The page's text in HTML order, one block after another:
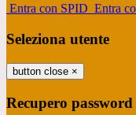
Entra con SPID Entra
Seleziona utente
button close ×
Recupero password